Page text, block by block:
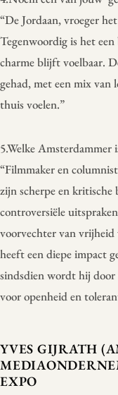
“De Jordaan, vroeger
Tegenwoordig is het
charme blijft voelbaar.
gehad, met een mix van
thuis voelen.”
5.Welke Amsterdammer
“Filmmaker en
zijn scherpe en
controversiële
voorvechter van
heeft een diepe impact
sindsdien wordt hij door
voor openheid en
YVES GIJRATH
EXPO